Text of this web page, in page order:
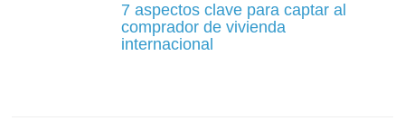
7 aspectos clave para captar al
comprador de vivienda
internacional